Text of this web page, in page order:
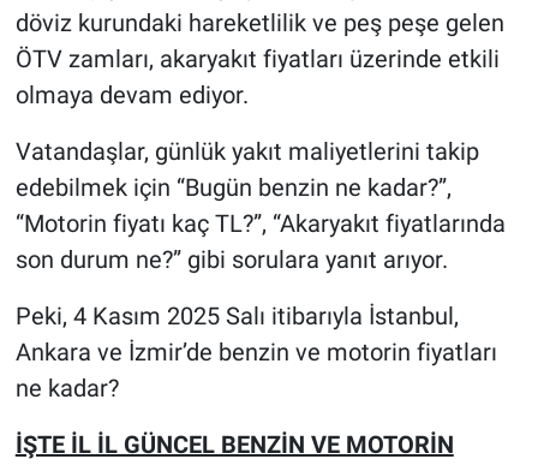
döviz kurundaki hareketlilik ve peş peşe gelen
ÖTV zamları, akaryakıt fiyatları üzerinde etkili
olmaya devam ediyor.
Vatandaşlar, günlük yakıt maliyetlerini takip
edebilmek için “Bugün benzin ne kadar?”,
“Motorin fiyatı kaç TL?”, “Akaryakıt fiyatlarında
son durum ne?” gibi sorulara yanıt arıyor.
Peki, 4 Kasım 2025 Salı itibarıyla İstanbul,
Ankara ve İzmir’de benzin ve motorin fiyatları
ne kadar?
İŞTE İL İL GÜNCEL BENZİN VE MOTORİN